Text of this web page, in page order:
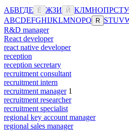
АБВГДЕ Ё ЖЗИ Й КЛМНОПРСТУ
ABCDEFGHIJKLMNOPQ R STUV
R&D manager
React developer
react native developer
reception
reception secretary
recruitment consultant
recruitment intern
recruitment manager 1
recruitment researcher
recruitment specialist
regional key account manager
regional sales manager